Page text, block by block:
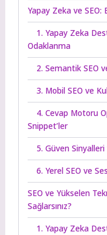
Yapay Zeka ve
1. Yapay Zeka
Odaklanma
2. Semantik SEO
3. Mobil SEO ve
4. Cevap Motoru
Snippet’ler
5. Güven Sinyalleri
6. Yerel SEO ve
SEO ve Yükselen
Sağlarsınız?
1. Yapay Zeka